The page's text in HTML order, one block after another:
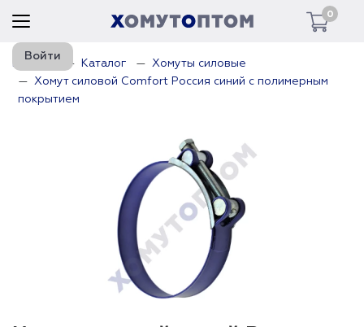
0
Войти
Главная Каталог
Хомуты силовые
Хомут силовой Comfort Россия синий с полимерным
покрытием